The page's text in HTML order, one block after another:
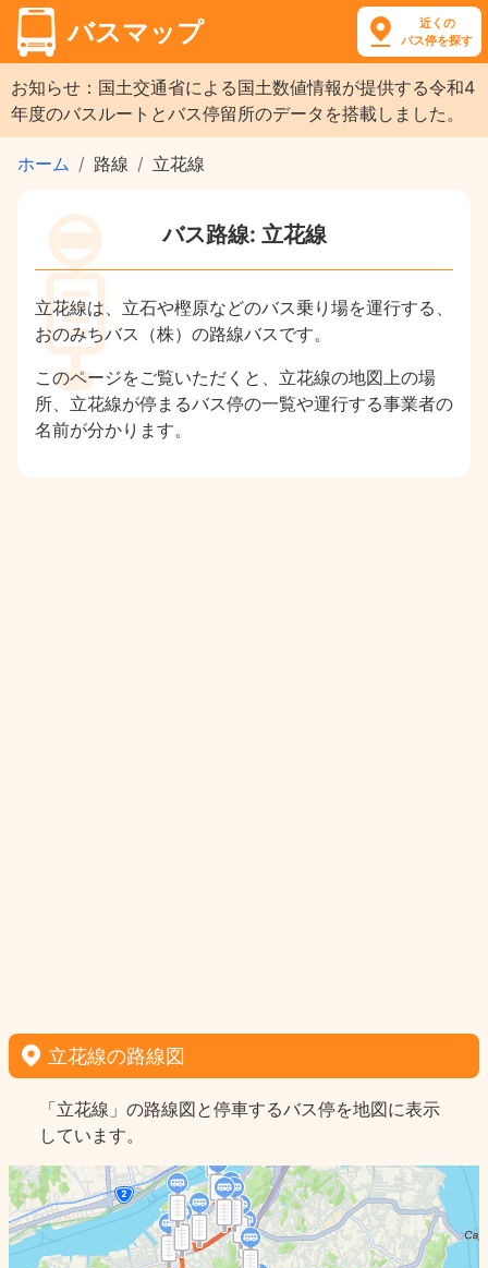
バスマップ
近くの
バス停を探す
お知らせ：国土交通省による国土数値情報が提供する令和4
年度のバスルートとバス停留所のデータを搭載しました。
ホーム 路線 立花線
バス路線: 立花線
立花線は、立石や樫原などのバス乗り場を運行する、
おのみちバス（株）の路線バスです。
このページをご覧いただくと、立花線の地図上の場
所、立花線が停まるバス停の一覧や運行する事業者の
名前が分かります。
立花線の路線図
「立花線」の路線図と停車するバス停を地図に表示
しています。